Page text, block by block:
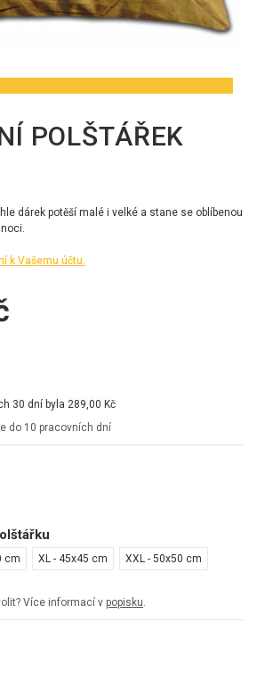
POLŠTÁŘEK
dárek potěší malé i velké a stane se oblíbenou
k Vašemu účtu.
30 dní byla 289,00 Kč
do 10 pracovních dní
cm XL - 45x45 cm XXL - 50x50 cm
Více informací v popisku.